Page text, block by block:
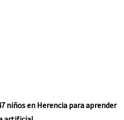
niños en Herencia para aprender